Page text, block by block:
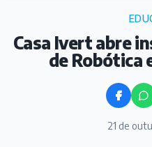
Casa Ivert abre
de Robótica
21 de